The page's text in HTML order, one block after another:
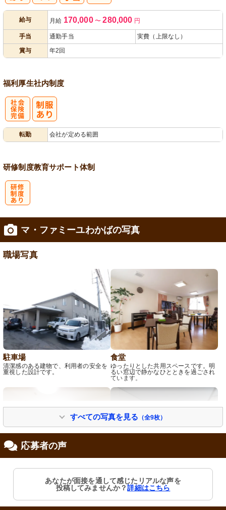
給与 月給 170,000 〜 280,000 円
手当 通勤手当
実費（上限なし）
賞与
年2回
福利厚生社内制度
転勤 会社が定める範囲
研修制度教育サポート体制
マ・ファミーユわかばの写真
職場写真
駐車場
清潔感のある建物で、利用者の安全を
重視した設計です。
食堂
ゆったりとした共用スペースです。明
るい窓辺で静かなひとときを過ごされ
ています。
ゆったりとした空間には必要な備品が
整えられ、快適な生活が支えられてい
ます。
玄関
清潔感のある玄関は、新しい職場の第
一印象を与えます。
すべての写真を見る （全9枚）
応募者の声
あなたが面接を通して感じたリアルな声を
投稿してみませんか？詳細はこちら